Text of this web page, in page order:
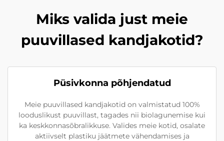
Miks valida just meie
puuvillased kandjakotid?
Püsivkonna põhjendatud
Meie puuvillased kandjakotid on valmistatud 100%
looduslikust puuvillast, tagades nii biolagunemise kui
ka keskkonnasõbralikkuse. Valides meie kotid, osalate
aktiivselt plastiku jäätmete vähendamises ja